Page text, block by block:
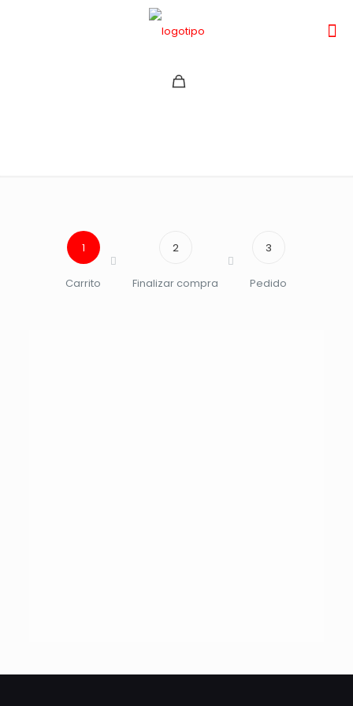
1
Carrito
2
Finalizar compra
3
Pedido